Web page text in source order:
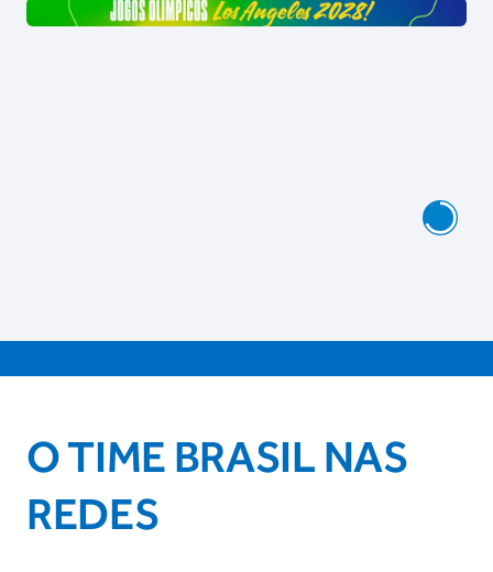
O TIME BRASIL NAS
REDES